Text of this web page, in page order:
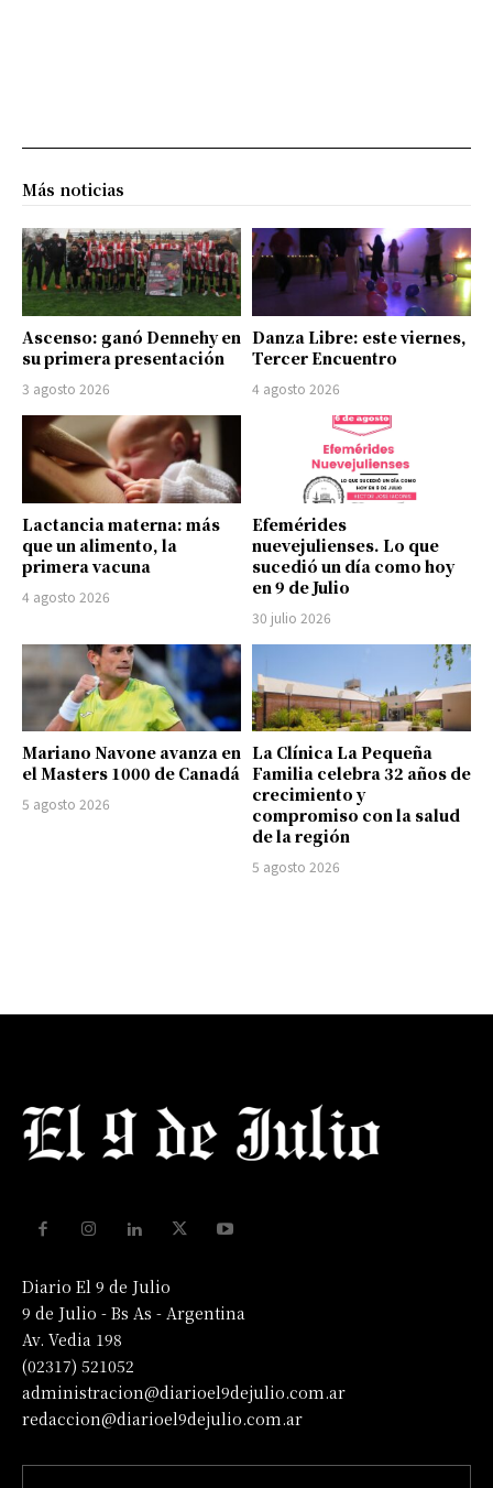
Más noticias
Ascenso: ganó Dennehy en
su primera presentación
3 agosto 2026
Danza Libre: este viernes,
Tercer Encuentro
4 agosto 2026
Lactancia materna: más
que un alimento, la
primera vacuna
4 agosto 2026
Efemérides
nuevejulienses. Lo que
sucedió un día como hoy
en 9 de Julio
30 julio 2026
Mariano Navone avanza en
el Masters 1000 de Canadá
5 agosto 2026
La Clínica La Pequeña
Familia celebra 32 años de
crecimiento y
compromiso con la salud
de la región
5 agosto 2026
Diario El 9 de Julio
9 de Julio - Bs As - Argentina
Av. Vedia 198
(02317) 521052
administracion@diarioel9dejulio.com.ar
redaccion@diarioel9dejulio.com.ar